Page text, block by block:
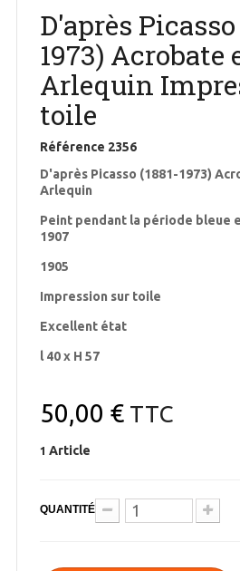
D'après Picasso
1973) Acrobate
Arlequin
toile
Référence 2356
D'après Picasso (1881-1973)
Arlequin
Peint pendant la période bleue
1907
1905
Impression sur toile
Excellent état
l 40 x H 57
50,00 €TTC
1 Article
QUANTITÉ